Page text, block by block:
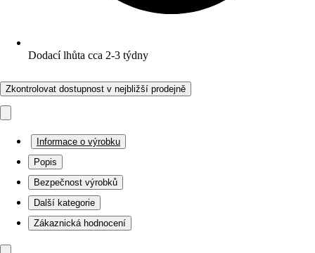
Dodací lhůta cca 2-3 týdny
Zkontrolovat dostupnost v nejbližší prodejně
Informace o výrobku
Popis
Bezpečnost výrobků
Další kategorie
Zákaznická hodnocení